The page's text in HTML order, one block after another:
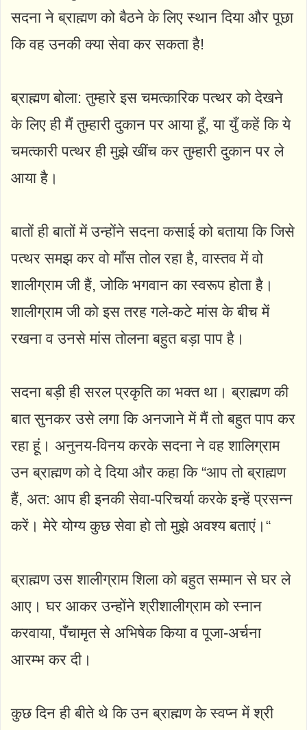
सदना ने ब्राह्मण को बैठने के लिए स्थान दिया और पूछा
कि वह उनकी क्या सेवा कर सकता है!
ब्राह्मण बोला: तुम्हारे इस चमत्कारिक पत्थर को देखने
के लिए ही मैं तुम्हारी दुकान पर आया हूँ, या युँ कहें कि ये
चमत्कारी पत्थर ही मुझे खींच कर तुम्हारी दुकान पर ले
आया है।
बातों ही बातों में उन्होंने सदना कसाई को बताया कि जिसे
पत्थर समझ कर वो माँस तोल रहा है, वास्तव में वो
शालीग्राम जी हैं, जोकि भगवान का स्वरूप होता है।
शालीग्राम जी को इस तरह गले-कटे मांस के बीच में
रखना व उनसे मांस तोलना बहुत बड़ा पाप है।
सदना बड़ी ही सरल प्रकृति का भक्त था। ब्राह्मण की
बात सुनकर उसे लगा कि अनजाने में मैं तो बहुत पाप कर
रहा हूं। अनुनय-विनय करके सदना ने वह शालिग्राम
उन ब्राह्मण को दे दिया और कहा कि “आप तो ब्राह्मण
हैं, अत: आप ही इनकी सेवा-परिचर्या करके इन्हें प्रसन्न
करें। मेरे योग्य कुछ सेवा हो तो मुझे अवश्य बताएं।“
ब्राह्मण उस शालीग्राम शिला को बहुत सम्मान से घर ले
आए। घर आकर उन्होंने श्रीशालीग्राम को स्नान
करवाया, पँचामृत से अभिषेक किया व पूजा-अर्चना
आरम्भ कर दी।
कुछ दिन ही बीते थे कि उन ब्राह्मण के स्वप्न में श्री